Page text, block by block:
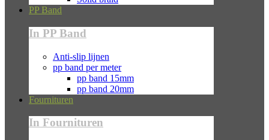
PP Band
In PP Band
Anti-slip lijnen
pp band per meter
pp band 15mm
pp band 20mm
Fournituren
In Fournituren